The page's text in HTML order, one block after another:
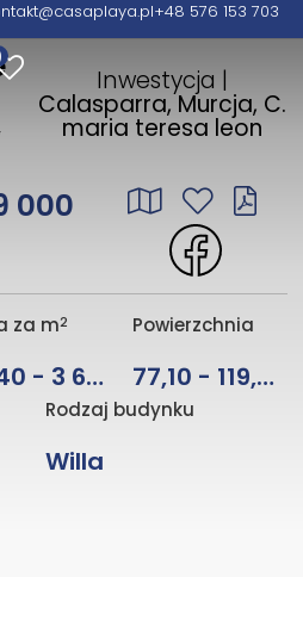
+48 576 153 703
Inwestycja |
Calasparra, Murcja, C.
maria teresa leon
000
za m2
2 840 - 3 606
Powierzchnia
77,10 - 119,25 m
Rodzaj budynku
Willa